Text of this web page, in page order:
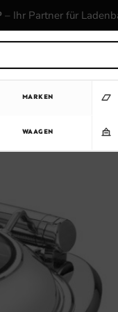
– Ihr Partner für
MARKEN
WAAGEN